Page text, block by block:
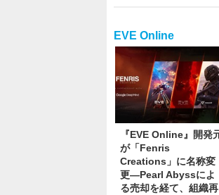
EVE Online
『EVE Online』開発
が「Fenris
Creations」に名称変
更―Pearl Abyssによ
る売却を経て、組織再